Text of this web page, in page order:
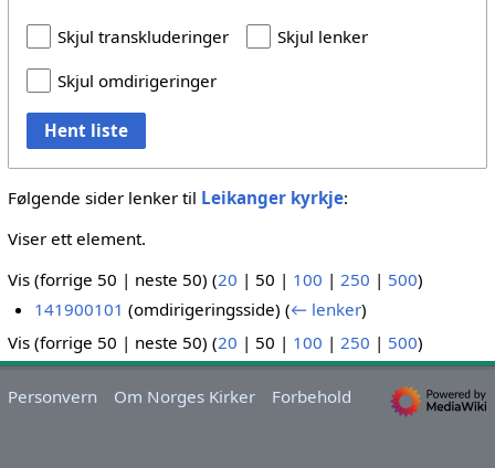
Skjul transkluderinger
Skjul lenker
Skjul omdirigeringer
Hent liste
Følgende sider lenker til Leikanger kyrkje:
Viser ett element.
Vis (forrige 50 | neste 50) (20 | 50 | 100 | 250 | 500)
141900101 (omdirigeringsside)(← lenker)
Vis (forrige 50 | neste 50) (20 | 50 | 100 | 250 | 500)
Personvern Om Norges Kirker Forbehold